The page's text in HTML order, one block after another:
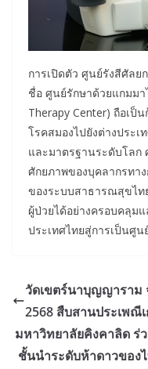
การเปิดตัว ศูนย์รังสีศัลย
ชื่อ ศูนย์รักษาด้วยแกมมา
Therapy Center) ถือเป็
โรคสมองไปยังต่างประ
และมาตรฐานระดับโลก
ศักยภาพของบุคลากรทา
ของระบบสาธารณสุขไท
ผู้ป่วยได้อย่างครอบคลุม
ประเทศไทยสู่การเป็นศู
วัดเขตร์นาบุญญาราม
2568 สืบสานประเพณี
มหาวิทยาลัยคิงคาลิด ร่
ชั้นนำระดับห้าดาวของ